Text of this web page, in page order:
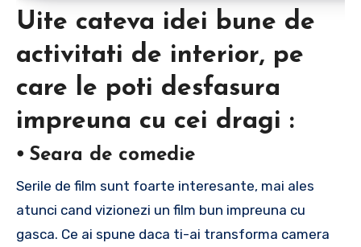
Uite cateva idei bune de
activitati de interior, pe
care le poti desfasura
impreuna cu cei dragi :
⦁ Seara de comedie
Serile de film sunt foarte interesante, mai ales
atunci cand vizionezi un film bun impreuna cu
gasca. Ce ai spune daca ti-ai transforma camera